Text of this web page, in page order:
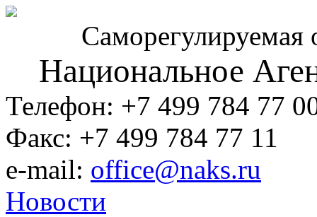
Саморегулируемая
Национальное
Телефон: +7 499 784 77
Факс: +7 499 784 77 11
e-mail: office@naks.ru
Новости